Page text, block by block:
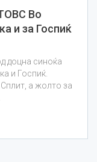
Во
и за Госпиќ
доцна синоќа
и Госпиќ.
а жолто за